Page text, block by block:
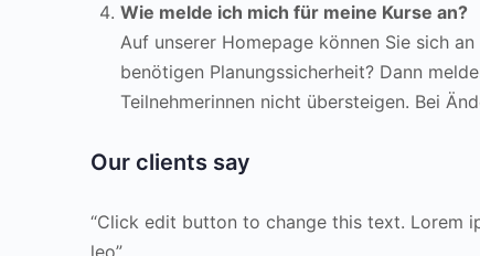
Wie melde ich mich für meine Kurse an?
Auf unserer Homepage können Sie sich
benötigen Planungssicherheit? Dann
Teilnehmerinnen nicht übersteigen. Bei
Our clients say
“Click edit button to change this text. Lorem
leo”